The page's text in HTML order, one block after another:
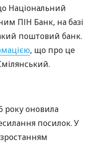
Національний
ПІН Банк, на базі
поштовий банк.
, що про це
року оновила
посилок. У